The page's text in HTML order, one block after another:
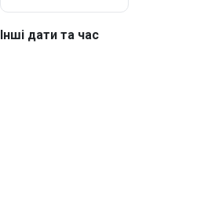
Інші дати та час